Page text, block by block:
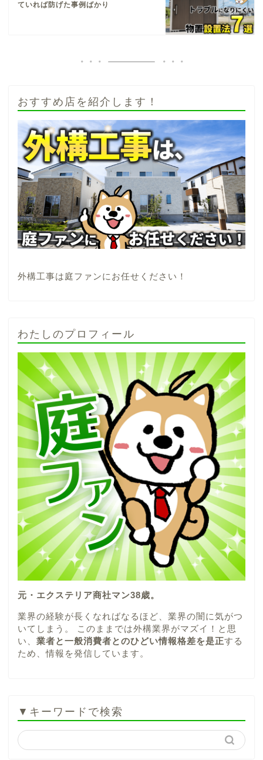
ていれば防げた事例ばかり
おすすめ店を紹介します！
外構工事は庭ファンにお任せください！
わたしのプロフィール
元・エクステリア商社マン38歳。
業界の経験が長くなればなるほど、業界の闇に気がつ
いてしまう。 このままでは外構業界がマズイ！と思
い、 業者と一般消費者とのひどい情報格差を是正する
ため、情報を発信しています。
▼キーワードで検索